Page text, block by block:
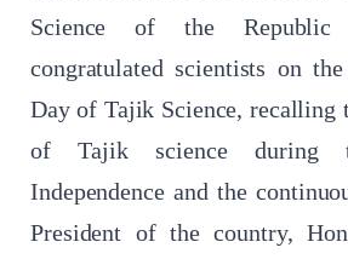
Science of the Republic
congratulated scientists on
Day of Tajik Science, recalling
of Tajik science during
Independence and the
President of the country,